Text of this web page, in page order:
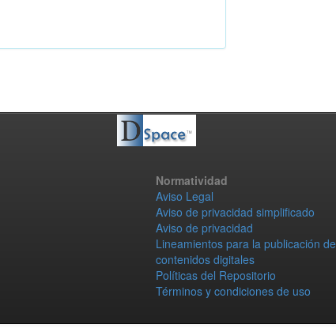
Normatividad
Aviso Legal
Aviso de privacidad simplificado
Aviso de privacidad
Lineamientos para la publicación de
contenidos digitales
Políticas del Repositorio
Términos y condiciones de uso